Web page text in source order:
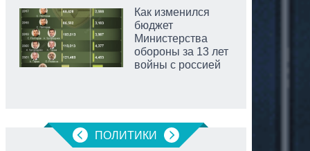
Как изменился
бюджет
Министерства
обороны за 13 лет
войны с россией
ПОЛИТИКИ